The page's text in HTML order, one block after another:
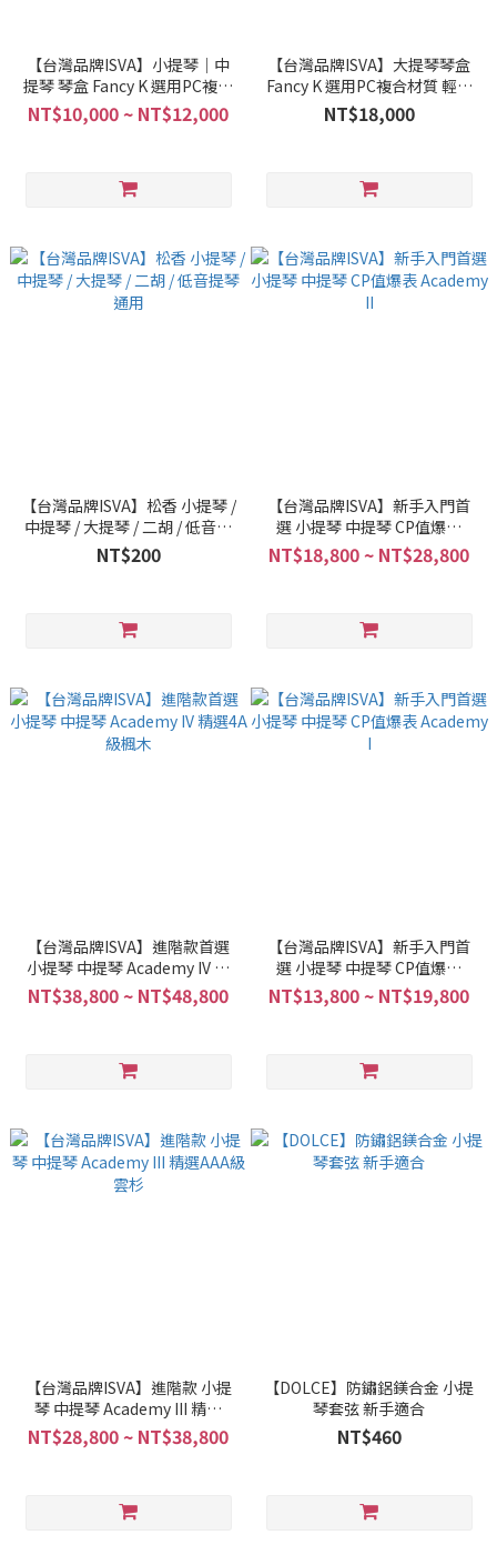
【台灣品牌ISVA】小提琴｜中
提琴 琴盒 Fancy K 選用PC複合
材質 輕量化
NT$10,000 ~ NT$12,000
【台灣品牌ISVA】大提琴琴盒
Fancy K 選用PC複合材質 輕量
化
NT$18,000
【台灣品牌ISVA】松香 小提琴 /
中提琴 / 大提琴 / 二胡 / 低音提
琴 通用
NT$200
【台灣品牌ISVA】新手入門首
選 小提琴 中提琴 CP值爆表
Academy II
NT$18,800 ~ NT$28,800
【台灣品牌ISVA】進階款首選
小提琴 中提琴 Academy IV 精
選4A級楓木
NT$38,800 ~ NT$48,800
【台灣品牌ISVA】新手入門首
選 小提琴 中提琴 CP值爆表
Academy I
NT$13,800 ~ NT$19,800
【台灣品牌ISVA】進階款 小提
琴 中提琴 Academy III 精選
AAA級雲杉
NT$28,800 ~ NT$38,800
【DOLCE】防鏽鋁鎂合金 小提
琴套弦 新手適合
NT$460